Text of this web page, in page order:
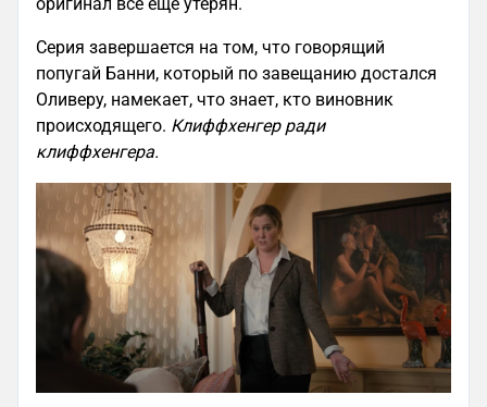
Серия завершается на том, что говорящий
попугай Банни, который по завещанию достался
Оливеру, намекает, что знает, кто виновник
происходящего. Клиффхенгер ради
клиффхенгера.